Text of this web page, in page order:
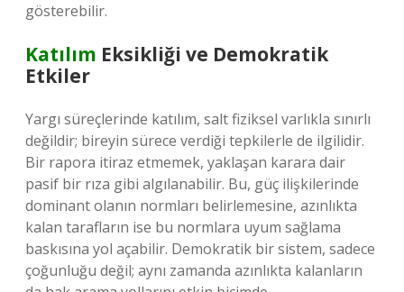
gösterebilir.
Katılım Eksikliği ve Demokratik
Etkiler
Yargı süreçlerinde katılım, salt fiziksel varlıkla sınırlı
değildir; bireyin sürece verdiği tepkilerle de ilgilidir.
Bir rapora itiraz etmemek, yaklaşan karara dair
pasif bir rıza gibi algılanabilir. Bu, güç ilişkilerinde
dominant olanın normları belirlemesine, azınlıkta
kalan tarafların ise bu normlara uyum sağlama
baskısına yol açabilir. Demokratik bir sistem, sadece
çoğunluğu değil; aynı zamanda azınlıkta kalanların